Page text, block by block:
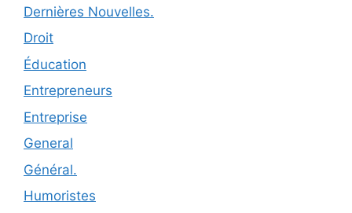
Dernières Nouvelles.
Droit
Éducation
Entrepreneurs
Entreprise
General
Général.
Humoristes